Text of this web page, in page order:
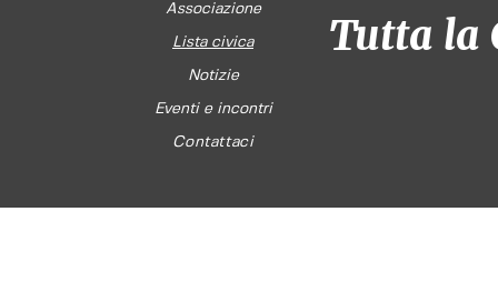
Associazione
Lista civica
Notizie
Eventi e incontri
Contattaci
Tutta la